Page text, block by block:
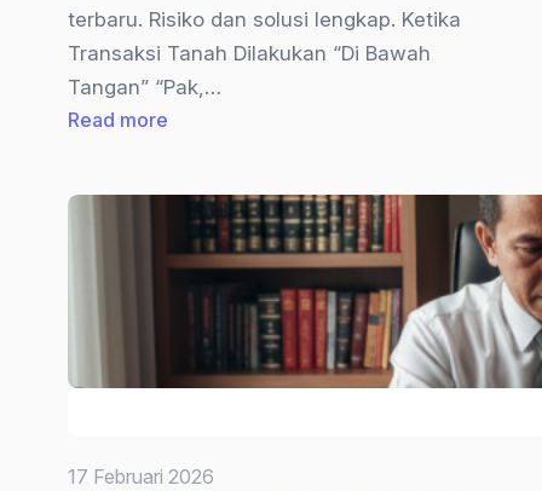
terbaru. Risiko dan solusi lengkap. Ketika
Transaksi Tanah Dilakukan “Di Bawah
Tangan” “Pak,…
Read more
Tanah
Tanpa
Secara
17 Februari 2026